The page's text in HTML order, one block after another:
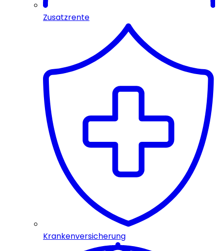
Zusatzrente
Krankenversicherung